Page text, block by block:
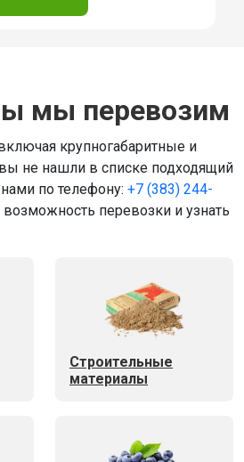
мы перевозим
крупногабаритные и
не нашли в списке подходящий
по телефону: +7 (383) 244-
перевозки и узнать
Строительные
материалы